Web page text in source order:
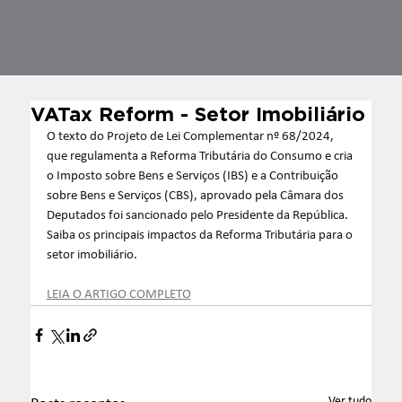
VATax Reform - Setor Imobiliário
O texto do Projeto de Lei Complementar nº 68/2024,
que regulamenta a Reforma Tributária do Consumo e cria
o Imposto sobre Bens e Serviços (IBS) e a Contribuição
sobre Bens e Serviços (CBS), aprovado pela Câmara dos
Deputados foi sancionado pelo Presidente da República.
Saiba os principais impactos da Reforma Tributária para o
setor imobiliário.
LEIA O ARTIGO COMPLETO